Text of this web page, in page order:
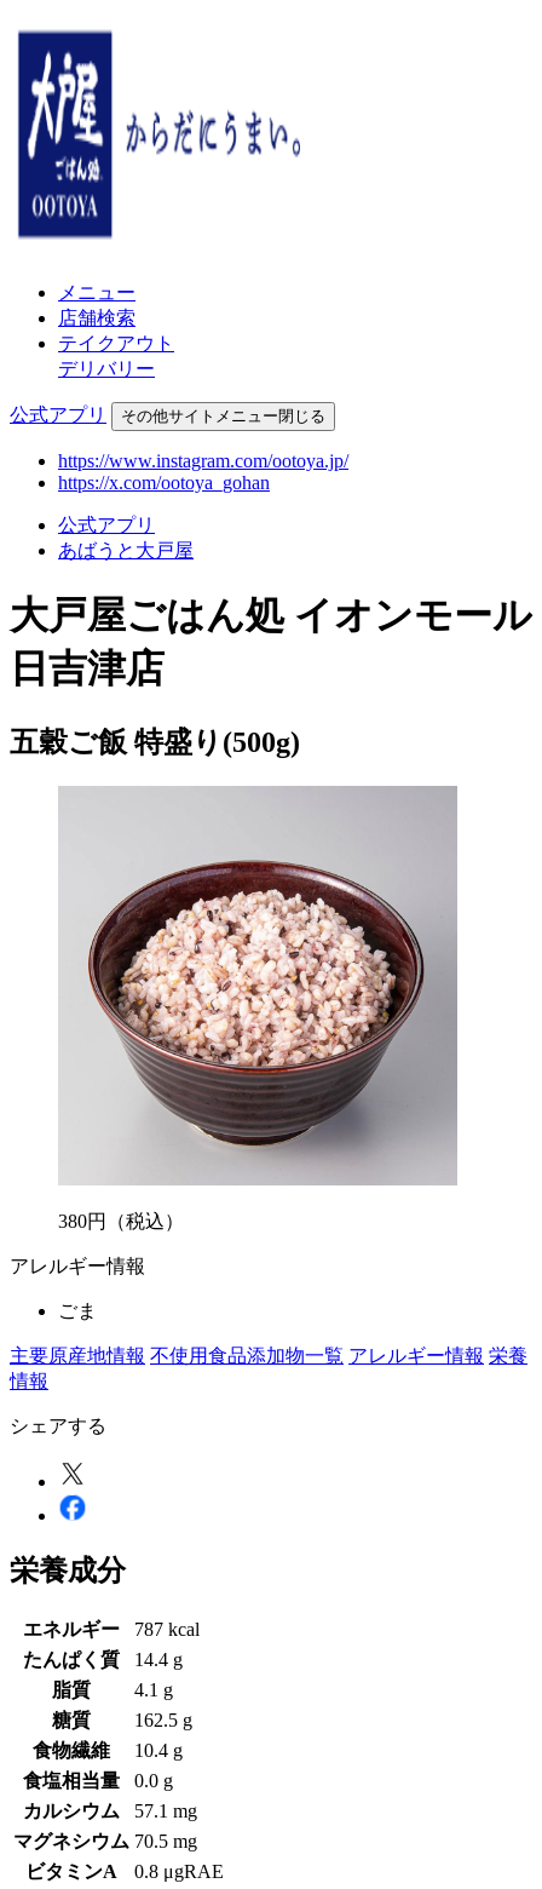
メニュー
店舗検索
テイクアウト
デリバリー
公式アプリ その他サイトメニュー閉じる
https://www.instagram.com/ootoya.jp/
https://x.com/ootoya_gohan
公式アプリ
あばうと大戸屋
大戸屋ごはん処 イオンモール
日吉津店
五穀ご飯 特盛り(500g)
380円 （税込）
アレルギー情報
ごま
主要原産地情報 不使用食品添加物一覧 アレルギー情報 栄養
情報
シェアする
栄養成分
エネルギー
787 kcal
たんぱく質
14.4 g
脂質
4.1 g
糖質
162.5 g
食物繊維
10.4 g
食塩相当量
0.0 g
カルシウム
57.1 mg
マグネシウム 70.5 mg
ビタミンA
0.8 μgRAE